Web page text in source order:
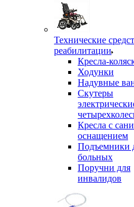
Технические
реабилитации
Кресла-
Ходунки
Надувные
Скутеры
Кресла с
оснащением
Подъемники
больных
Поручни для
инвалидов